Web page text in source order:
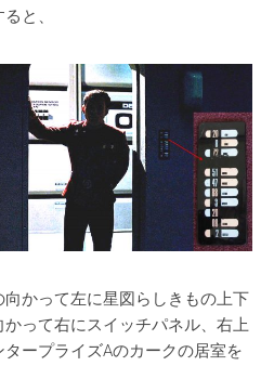
と、
かって左に星図らしきもの上下
って右にスイッチパネル、右上
ープライズAのカークの居室を